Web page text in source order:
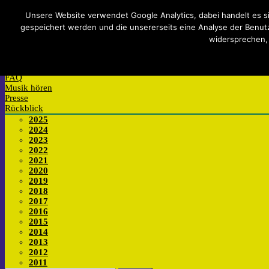
Impressum Datenschutzerklärung Teilnahmebedingungen
FAQ
Musik hören
Presse
Rückblick
2025
2024
2023
2022
2021
2020
2019
2018
2017
2016
2015
2014
2013
2012
2011
Unsere Website verwendet Google Analytics, dabei handelt es
gespeichert werden und die unsererseits eine Analyse der